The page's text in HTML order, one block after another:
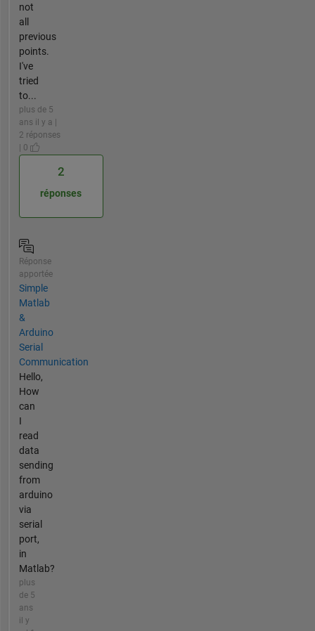
not
all
previous
points.
I've
tried
to...
plus de 5
ans il y a |
2 réponses
| 0
2
réponses
Réponse
apportée
Simple
Matlab
&
Arduino
Serial
Communication
Hello,
How
can
I
read
data
sending
from
arduino
via
serial
port,
in
Matlab?
plus
de 5
ans
il y